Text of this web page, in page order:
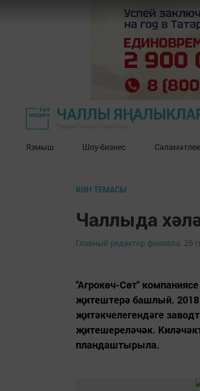
ЧАЛЛЫ
Язмыш Шоу-бизнес Сәламәтлек
КӨН ТЕМАСЫ
Чаллыда
Главный редактор филиала, 26
"Агрокөч-Сөт"
җитештерә башлый.
җитәкчелегендәге
җитешереләчәк.
пландаштырыла.